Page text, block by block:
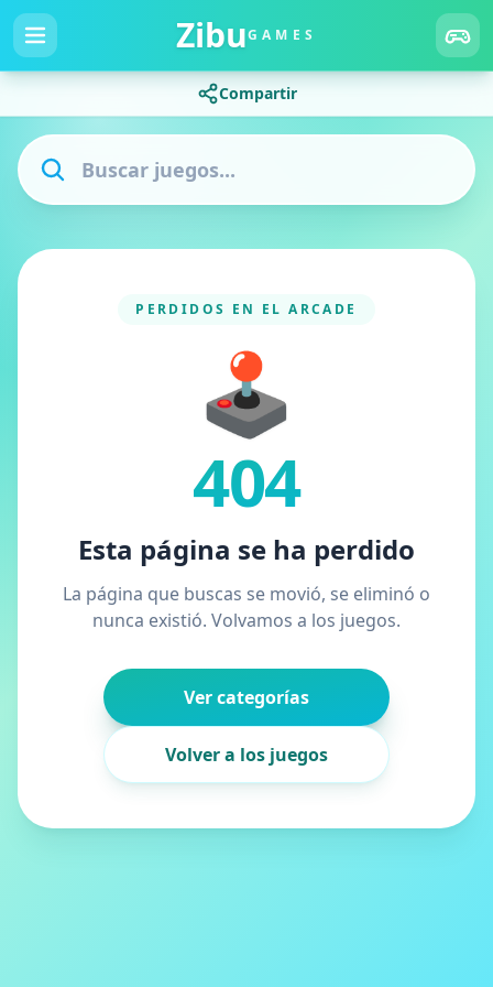
ZibuGAMES
Compartir
PERDIDOS EN EL ARCADE
🕹️
404
Esta página se ha perdido
La página que buscas se movió, se eliminó o
nunca existió. Volvamos a los juegos.
Ver categorías
Volver a los juegos